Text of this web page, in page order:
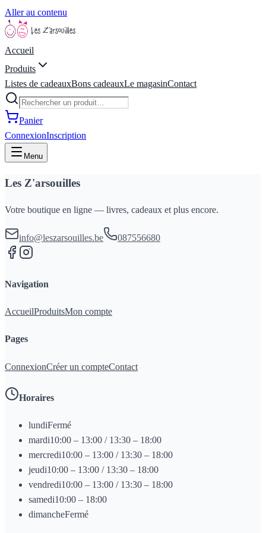
Aller au contenu
Accueil
Produits
Listes de cadeauxBons cadeauxLe magasinContact
Panier
ConnexionInscription
Menu
Les Z'arsouilles
Votre boutique en ligne — livres, cadeaux et plus encore.
info@leszarsouilles.be 087556680
Navigation
AccueilProduitsMon compte
Pages
ConnexionCréer un compteContact
Horaires
lundiFermé
mardi10:00 – 13:00 / 13:30 – 18:00
mercredi10:00 – 13:00 / 13:30 – 18:00
jeudi10:00 – 13:00 / 13:30 – 18:00
vendredi10:00 – 13:00 / 13:30 – 18:00
samedi10:00 – 18:00
dimancheFermé